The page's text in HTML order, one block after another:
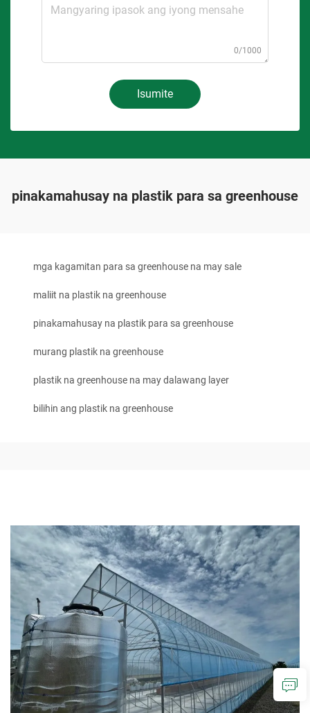
0/1000
Isumite
pinakamahusay na plastik para sa greenhouse
mga kagamitan para sa greenhouse na may sale
maliit na plastik na greenhouse
pinakamahusay na plastik para sa greenhouse
murang plastik na greenhouse
plastik na greenhouse na may dalawang layer
bilihin ang plastik na greenhouse